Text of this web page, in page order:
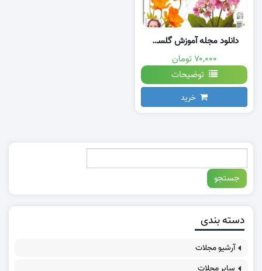
دانلود مجله آموزش گلسازی خمیر چینی
۷۰,۰۰۰ تومان
توضیحات
خرید
دسته بندی
آرشیو مجلات